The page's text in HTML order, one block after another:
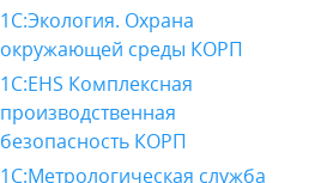
1С:Экология. Охрана
окружающей среды КОРП
1С:EHS Комплексная
производственная
безопасность КОРП
1С:Метрологическая служба